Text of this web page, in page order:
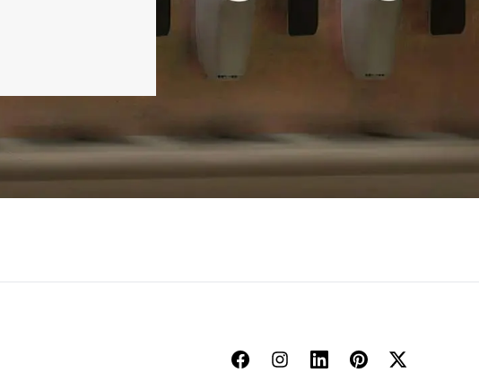
FacebookInstagramLinkedinPinterestTwitter